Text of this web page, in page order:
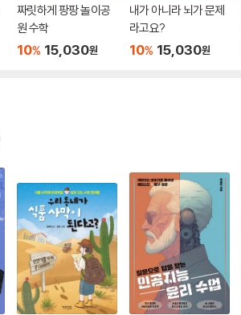
짜릿하게 팡팡 놀이공
원 수학
10% 15,030원
내가 아니라 뇌가 문제
라고요?
10% 15,030원